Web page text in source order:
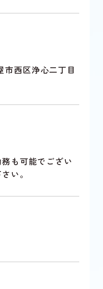
市西区浄心二丁目
も可能でござい
い。